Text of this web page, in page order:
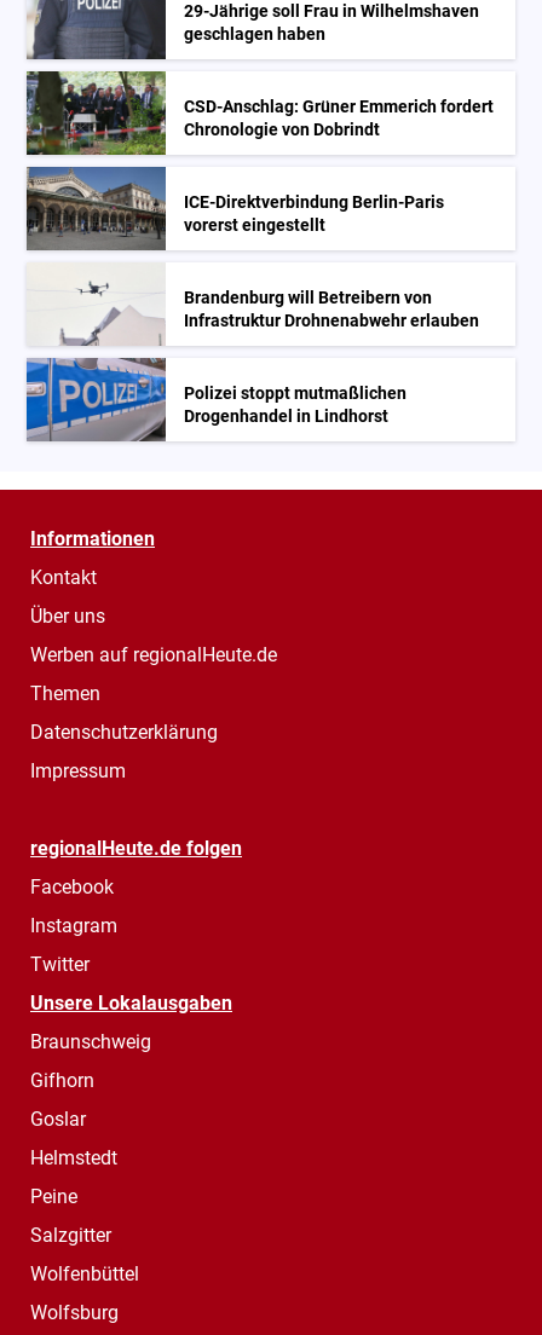
29-Jährige soll Frau in Wilhelmshaven
geschlagen haben
CSD-Anschlag: Grüner Emmerich fordert
Chronologie von Dobrindt
ICE-Direktverbindung Berlin-Paris
vorerst eingestellt
Brandenburg will Betreibern von
Infrastruktur Drohnenabwehr erlauben
Polizei stoppt mutmaßlichen
Drogenhandel in Lindhorst
Informationen
Kontakt
Über uns
Werben auf regionalHeute.de
Themen
Datenschutzerklärung
Impressum
regionalHeute.de folgen
Facebook
Instagram
Twitter
Unsere Lokalausgaben
Braunschweig
Gifhorn
Goslar
Helmstedt
Peine
Salzgitter
Wolfenbüttel
Wolfsburg